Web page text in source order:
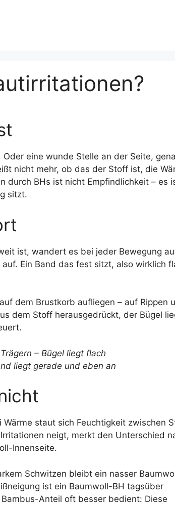
eine wunde Stelle an der Seite,
nicht mehr, ob das der Stoff ist, die
durch BHs ist nicht Empfindlichkeit – es
sitzt.
ist, wandert es bei jeder Bewegung
Ein Band das fest sitzt, also wirklich
dem Brustkorb aufliegen – auf Rippen
dem Stoff herausgedrückt, der Bügel
staut sich Feuchtigkeit zwischen
neigt, merkt den Unterschied
Innenseite.
Schwitzen bleibt ein nasser
ist ein Baumwoll-BH tagsüber
Anteil oft besser bedient: Diese